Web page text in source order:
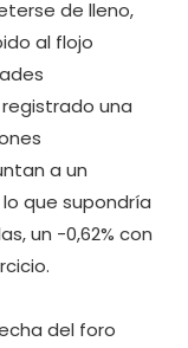
de lleno,
al flojo
una
a un
que supondría
un -0,62% con
del foro